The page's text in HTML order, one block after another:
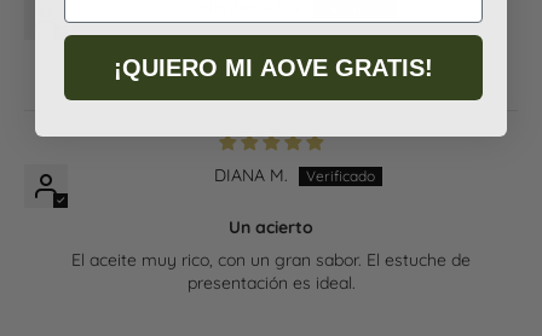
Era para un regalo. Le ha encantado
DIANA M.
Un acierto
El aceite muy rico, con un gran sabor. El estuche de
presentación es ideal.
¡QUIERO MI AOVE GRATIS!